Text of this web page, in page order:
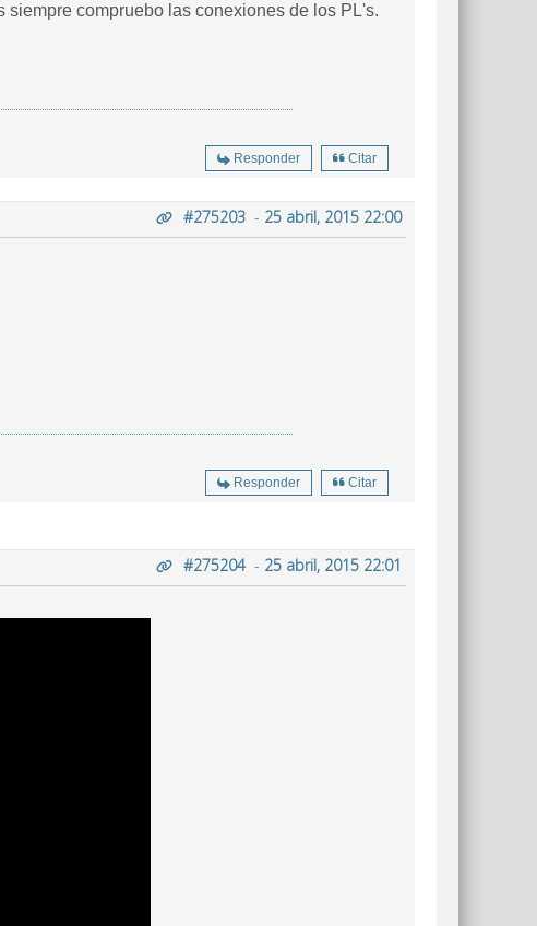
compruebo las conexiones de los PL's.
Responder Citar
#275203 - 25 abril, 2015 22:00
Responder Citar
#275204- 25 abril, 2015 22:01